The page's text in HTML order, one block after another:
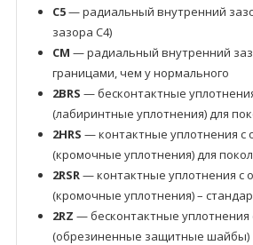
C5— радиальный внутренний
зазора C4)
CM — радиальный внутренний
границами, чем у нормального
2BRS — бесконтактные
(лабиринтные уплотнения) для
2HRS — контактные уплотнения с
(кромочные уплотнения) для
2RSR— контактные уплотнения с
(кромочные уплотнения) –
2RZ — бесконтактные уплотнения
(обрезиненные защитные шайбы)